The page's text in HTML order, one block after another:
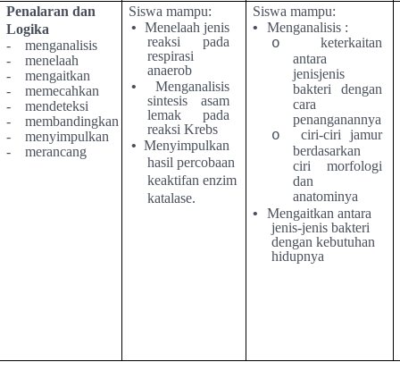
Penalaran dan
Logika
-
menganalisis
-
menelaah
-
mengaitkan
-
memecahkan
-
mendeteksi
-
membandingkan
-
menyimpulkan
-
merancang
Siswa mampu:
• Menelaah jenis
reaksi pada
respirasi
anaerob
•
Menganalisis
sintesis asam
lemak pada
reaksi Krebs
• Menyimpulkan
hasil percobaan
keaktifan enzim
katalase.
Siswa mampu:
•
Menganalisis :
o
keterkaitan
antara
jenisjenis
bakteri dengan
cara
penanganannya
o
ciri-ciri jamur
berdasarkan
ciri morfologi
dan
anatominya
•
Mengaitkan antara
jenis-jenis bakteri
dengan kebutuhan
hidupnya